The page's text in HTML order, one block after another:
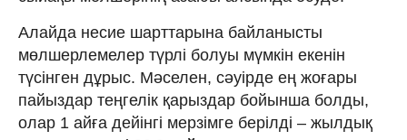
Алайда несие шарттарына байланысты
мөлшерлемелер түрлі болуы мүмкін екенін
түсінген дұрыс. Мәселен, сәуірде ең жоғары
пайыздар теңгелік қарыздар бойынша болды,
олар 1 айға дейінгі мерзімге берілді – жылдық